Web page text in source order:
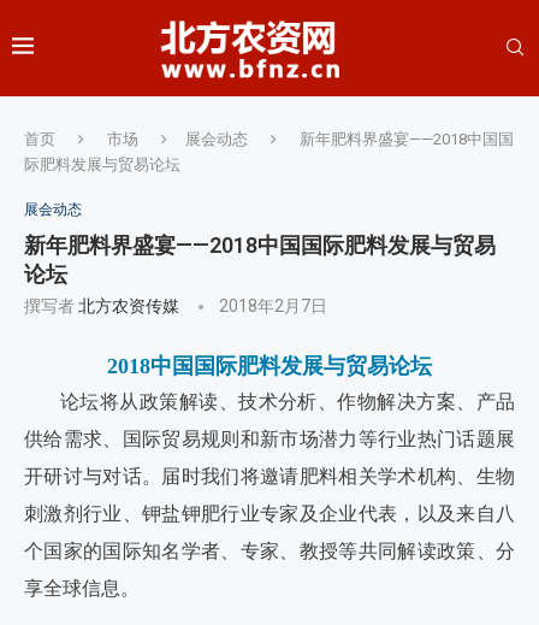
首页 市场 展会动态
新年肥料界盛宴——2018中国国
际肥料发展与贸易论坛
展会动态
新年肥料界盛宴——2018中国国际肥料发展与贸易
论坛
撰写者北方农资传媒 2018年2月7日
2018中国国际肥料发展与贸易论坛
论坛将从政策解读、技术分析、作物解决方案、产品
供给需求、国际贸易规则和新市场潜力等行业热门话题展
开研讨与对话。届时我们将邀请肥料相关学术机构、生物
刺激剂行业、钾盐钾肥行业专家及企业代表，以及来自八
个国家的国际知名学者、专家、教授等共同解读政策、分
享全球信息。